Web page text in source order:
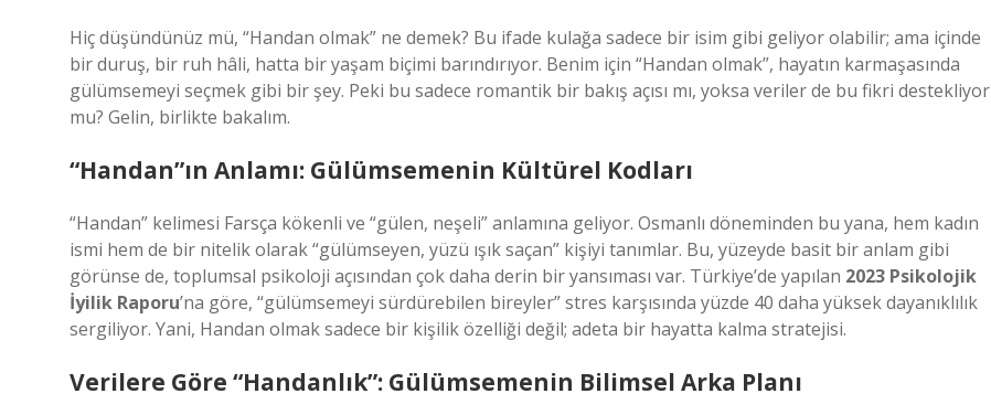
Hiç düşündünüz mü, “Handan olmak” ne demek? Bu ifade kulağa sadece bir isim gibi geliyor olabilir; ama içinde
bir duruş, bir ruh hâli, hatta bir yaşam biçimi barındırıyor. Benim için “Handan olmak”, hayatın karmaşasında
gülümsemeyi seçmek gibi bir şey. Peki bu sadece romantik bir bakış açısı mı, yoksa veriler de bu fikri destekliyor
mu? Gelin, birlikte bakalım.
“Handan”ın Anlamı: Gülümsemenin Kültürel Kodları
“Handan” kelimesi Farsça kökenli ve “gülen, neşeli” anlamına geliyor. Osmanlı döneminden bu yana, hem kadın
ismi hem de bir nitelik olarak “gülümseyen, yüzü ışık saçan” kişiyi tanımlar. Bu, yüzeyde basit bir anlam gibi
görünse de, toplumsal psikoloji açısından çok daha derin bir yansıması var. Türkiye’de yapılan 2023 Psikolojik
İyilik Raporu’na göre, “gülümsemeyi sürdürebilen bireyler” stres karşısında yüzde 40 daha yüksek dayanıklılık
sergiliyor. Yani, Handan olmak sadece bir kişilik özelliği değil; adeta bir hayatta kalma stratejisi.
Verilere Göre “Handanlık”: Gülümsemenin Bilimsel Arka Planı